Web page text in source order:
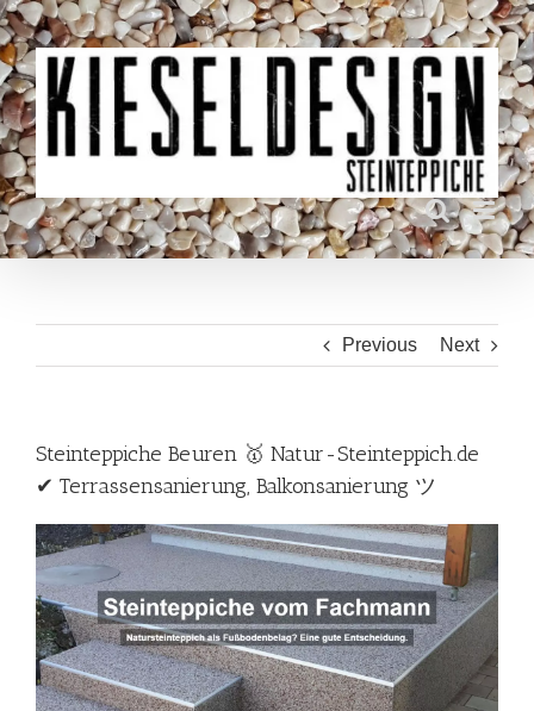
Skip
to
content
Previous Next
Steinteppiche Beuren 🥇 Natur-Steinteppich.de
✔ Terrassensanierung, Balkonsanierung ツ